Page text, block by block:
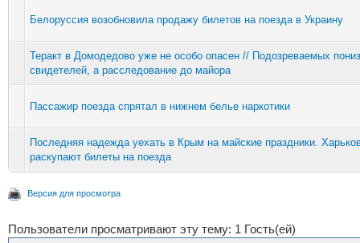
Белоруссия возобновила продажу билетов на поезда в Украину
Теракт в Домодедово уже не особо опасен // Подозреваемых
свидетелей, а расследование до майора
Пассажир поезда спрятал в нижнем белье наркотики
Последняя надежда уехать в Крым на майские праздники.
раскупают билеты на поезда
Версия для просмотра
Пользователи просматривают эту тему: 1 Гость(ей)